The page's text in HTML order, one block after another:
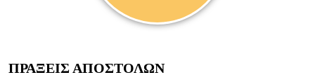
ΠΡΆΞΕΙΣ ΑΠΟΣΤΌΛΩΝ